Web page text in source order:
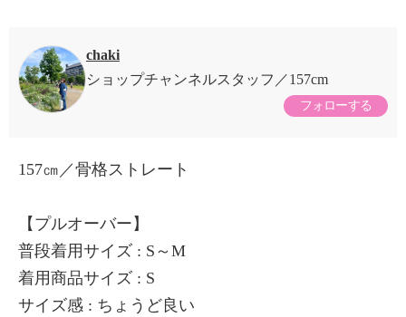
chaki
ショップチャンネルスタッフ
157cm
フォローする
157㎝／骨格ストレート
【プルオーバー】
普段着用サイズ : S～M
着用商品サイズ : S
サイズ感 : ちょうど良い